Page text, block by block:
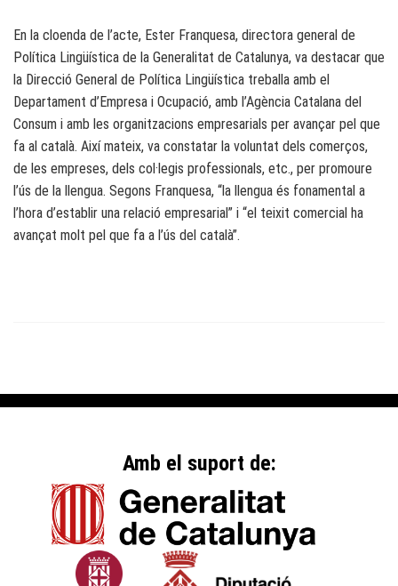
En la cloenda de l’acte, Ester Franquesa, directora general de
Política Lingüística de la Generalitat de Catalunya, va destacar que
la Direcció General de Política Lingüística treballa amb el
Departament d’Empresa i Ocupació, amb l’Agència Catalana del
Consum i amb les organitzacions empresarials per avançar pel que
fa al català. Així mateix, va constatar la voluntat dels comerços,
de les empreses, dels col·legis professionals, etc., per promoure
l’ús de la llengua. Segons Franquesa, “la llengua és fonamental a
l’hora d’establir una relació empresarial” i “el teixit comercial ha
avançat molt pel que fa a l’ús del català”.
Amb el suport de: